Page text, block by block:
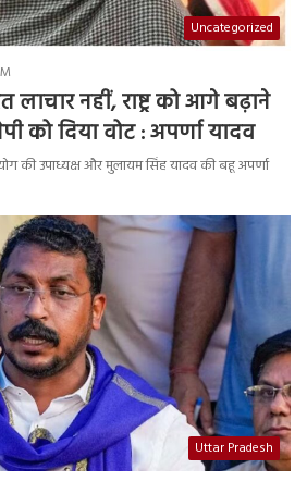
Uncategorized
लाचार नहीं, राष्ट्र को आगे बढ़ाने
को दिया वोट : अपर्णा यादव
की उपाध्यक्ष और मुलायम सिंह यादव की बहू अपर्णा
Uttar Pradesh